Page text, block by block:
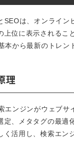
SEOは、オンライ
上位に表示されるこ
本から最新のトレン
理
エンジンがウェブサ
定、メタタグの最適
く活用し、検索エン